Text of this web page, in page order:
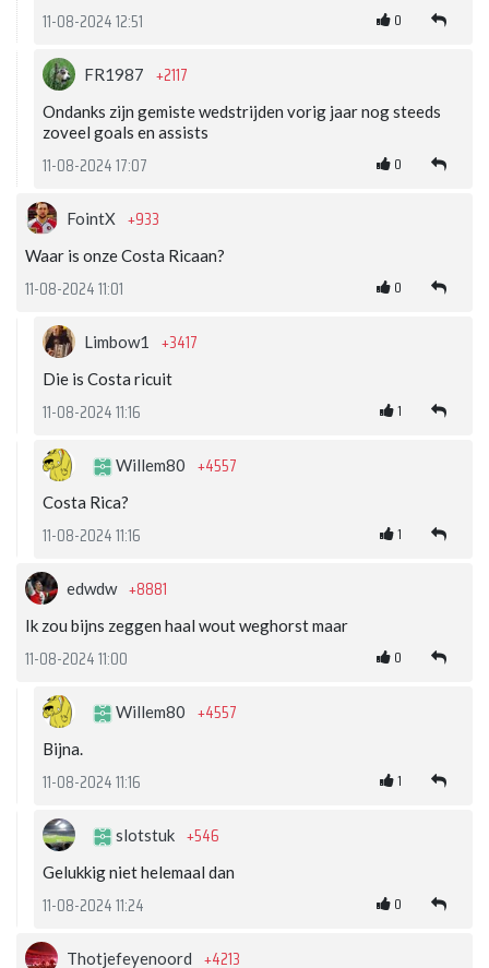
11-08-2024 12:51 0
FR1987 +2117
Ondanks zijn gemiste wedstrijden vorig jaar nog steeds
zoveel goals en assists
11-08-2024 17:07 0
FointX +933
Waar is onze Costa Ricaan?
11-08-2024 11:01 0
Limbow1 +3417
Die is Costa ricuit
11-08-2024 11:16 1
Willem80 +4557
Costa Rica?
11-08-2024 11:16 1
edwdw +8881
Ik zou bijns zeggen haal wout weghorst maar
11-08-2024 11:00 0
Willem80 +4557
Bijna.
11-08-2024 11:16 1
slotstuk +546
Gelukkig niet helemaal dan
11-08-2024 11:24 0
Thotjefeyenoord +4213